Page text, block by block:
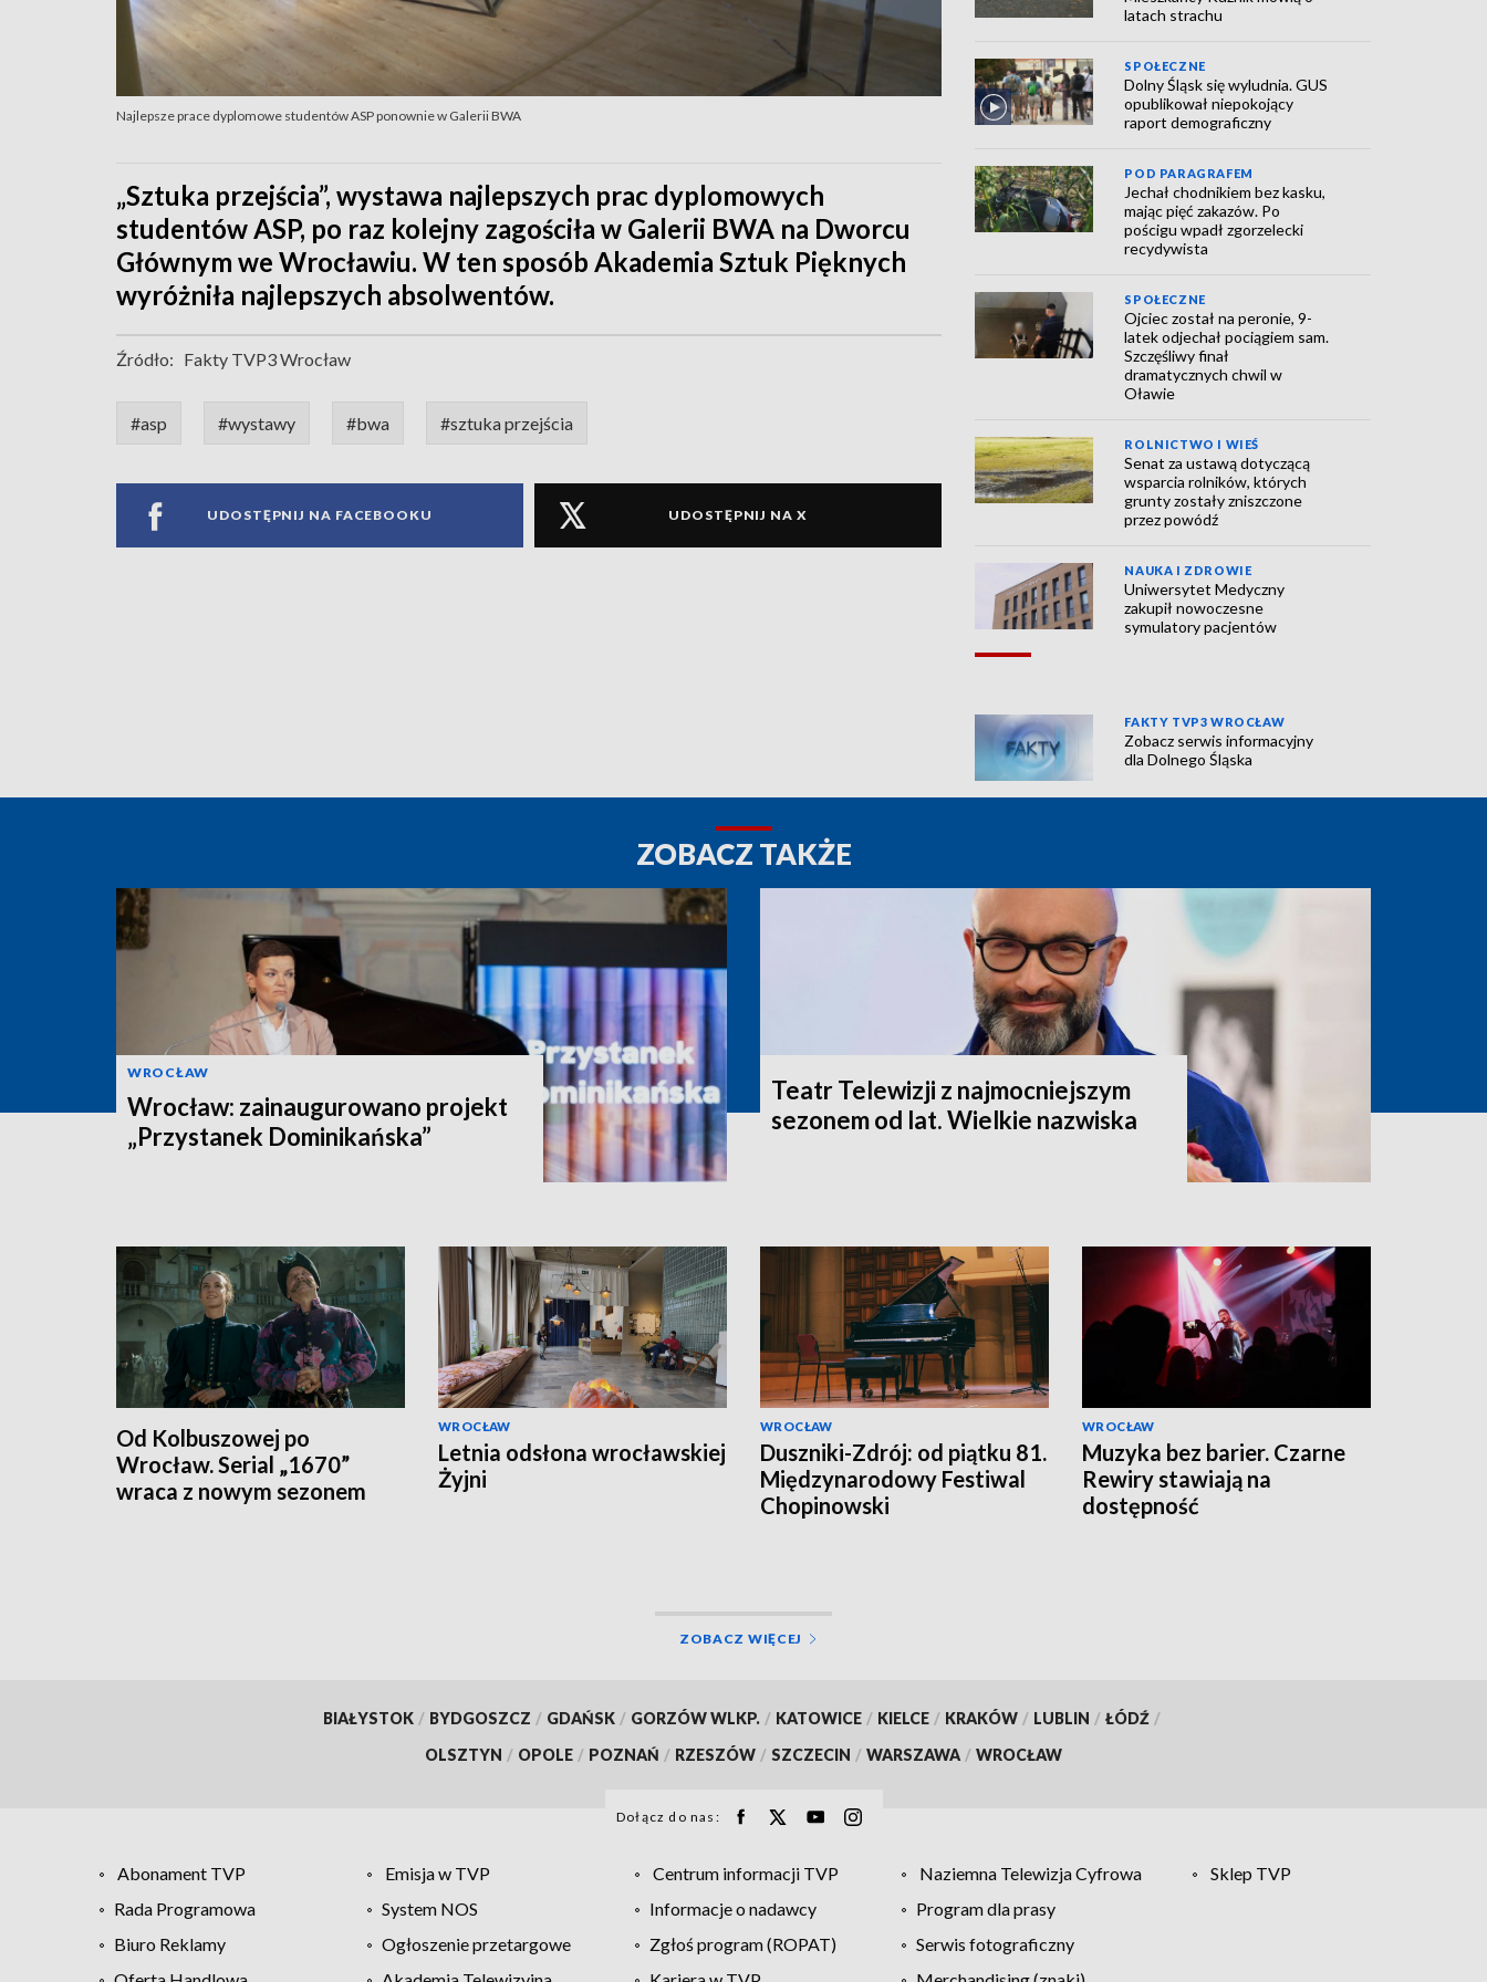
Najlepsze prace dyplomowe studentów ASP ponownie w Galerii BWA
„Sztuka przejścia”, wystawa najlepszych prac dyplomowych
studentów ASP, po raz kolejny zagościła w Galerii BWA na Dworcu
Głównym we Wrocławiu. W ten sposób Akademia Sztuk Pięknych
wyróżniła najlepszych absolwentów.
Źródło: Fakty TVP3 Wrocław
#asp #wystawy #bwa #sztuka przejścia
UDOSTĘPNIJ NA FACEBOOKU UDOSTĘPNIJ NA X
latach strachu
SPOŁECZNE
Dolny Śląsk się wyludnia. GUS
opublikował niepokojący
raport demograficzny
POD PARAGRAFEM
Jechał chodnikiem bez kasku,
mając pięć zakazów. Po
pościgu wpadł zgorzelecki
recydywista
SPOŁECZNE
Ojciec został na peronie, 9-
latek odjechał pociągiem sam.
Szczęśliwy finał
dramatycznych chwil w
Oławie
ROLNICTWO I WIEŚ
Senat za ustawą dotyczącą
wsparcia rolników, których
grunty zostały zniszczone
przez powódź
NAUKA I ZDROWIE
Uniwersytet Medyczny
zakupił nowoczesne
symulatory pacjentów
FAKTY TVP3 WROCŁAW
Zobacz serwis informacyjny
dla Dolnego Śląska
ZOBACZ TAKŻE
WROCŁAW
Wrocław: zainaugurowano projekt
„Przystanek Dominikańska”
Teatr Telewizji z najmocniejszym
sezonem od lat. Wielkie nazwiska
Od Kolbuszowej po
Wrocław. Serial „1670”
wraca z nowym sezonem
WROCŁAW
Letnia odsłona wrocławskiej
Żyjni
WROCŁAW
Duszniki-Zdrój: od piątku 81.
Międzynarodowy Festiwal
Chopinowski
WROCŁAW
Muzyka bez barier. Czarne
Rewiry stawiają na
dostępność
ZOBACZ WIĘCEJ
BIAŁYSTOK / BYDGOSZCZ / GDAŃSK / GORZÓW WLKP. / KATOWICE / KIELCE / KRAKÓW / LUBLIN / ŁÓDŹ /
OLSZTYN / OPOLE / POZNAŃ / RZESZÓW / SZCZECIN / WARSZAWA / WROCŁAW
Dołącz do nas:
Abonament TVP Emisja w TVP Centrum informacji TVP Naziemna Telewizja Cyfrowa
Sklep TVP
Rada Programowa
System NOS Informacje o nadawcy
Program dla prasy
Biuro Reklamy
Ogłoszenie przetargowe Zgłoś program (ROPAT)
Serwis fotograficzny